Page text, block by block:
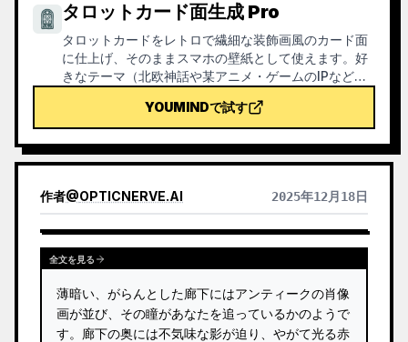
タロットカード面生成 Pro
タロットカードをレトロで繊細な装飾画風のカード面
に仕上げ、そのままスマホの壁紙として使えます。好
きなテーマ（北欧神話や某アニメ・ゲームのIPなど）
た、意味も美しいタロットカード画像を生成します。
全78枚のセット、単一グループ、または数枚のカスタ
ム選択に対応し、画像は繊細で長く楽しめる仕上がり
で、粗いAI特有のプラスチック感はありません。
ードを引いて解釈することも可能です（定期タスクの
YOUMINDで試す
作者@OPTICNERVE.AI 2025年12月18日
全文を見る
薄暗い、がらんとした廊下にはアンティークの肖像
画が並び、その瞳があなたを追っているかのようで
す。廊下の奥には不気味な影が迫り、やがて光る赤